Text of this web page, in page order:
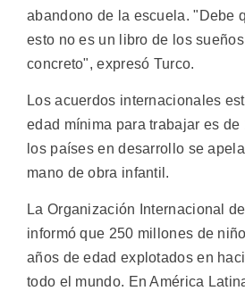
abandono de la escuela. "Debe
esto no es un libro de los
concreto", expresó Turco.
Los acuerdos internacionales
edad mínima para trabajar es de
los países en desarrollo se
mano de obra infantil.
La Organización Internacional
informó que 250 millones de
años de edad explotados en
todo el mundo. En América